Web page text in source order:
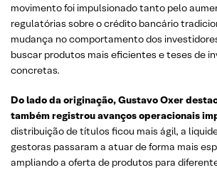
movimento foi impulsionado tanto pelo
regulatórias sobre o crédito bancário
mudança no comportamento dos
buscar produtos mais eficientes e teses de
concretas.
Do lado da originação, Gustavo Oxer
também registrou avanços operacionais
distribuição de títulos ficou mais ágil, a
gestoras passaram a atuar de forma mais
ampliando a oferta de produtos para